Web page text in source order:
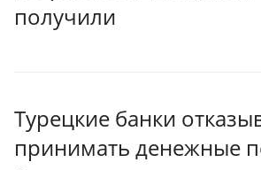
получили
Турецкие банки
принимать денежные